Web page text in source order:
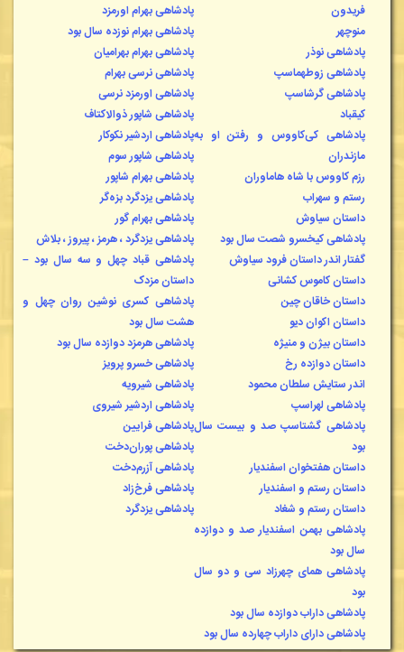
پادشاهی بهرام اورمزد
پادشاهی بهرام نوزده سال بود
پادشاهی بهرام بهرامیان
پادشاهی نرسی بهرام
پادشاهی اورمزد نرسی
پادشاهی شاپور ذوالاکتاف
پادشاهی اردشیر نکوکار
پادشاهی شاپور سوم
پادشاهی بهرام شاپور
پادشاهی یزدگرد بزه‌گر
پادشاهی بهرام گور
پادشاهی یزدگرد ، هرمز ، پیروز ، بلاش
پادشاهی قباد چهل و سه سال بود –
داستان مزدک
پادشاهی کسری نوشین روان چهل و
هشت سال بود
پادشاهی هرمزد دوازده سال بود
پادشاهی خسرو پرویز
پادشاهی شیرویه
پادشاهی اردشیر شیروی
پادشاهی فرایین
پادشاهی پوران‌دخت
پادشاهی آزرم‌دخت
پادشاهی فرخ‌زاد
پادشاهی یزدگرد
فریدون
منوچهر
پادشاهی نوذر
پادشاهی زوطهماسپ
پادشاهی گرشاسپ
کیقباد
پادشاهی کی‌کاووس و رفتن او به
مازندران
رزم کاووس با شاه هاماوران
رستم و سهراب
داستان سیاوش
پادشاهی کیخسرو شصت سال بود
گفتار اندر داستان فرود سیاوش
داستان کاموس کشانی
داستان خاقان چین
داستان اکوان دیو
داستان بیژن و منیژه
داستان دوازده رخ
اندر ستایش سلطان محمود
پادشاهی لهراسپ
پادشاهی گشتاسپ صد و بیست سال
بود
داستان هفتخوان اسفندیار
داستان رستم و اسفندیار
داستان رستم و شغاد
پادشاهی بهمن اسفندیار صد و دوازده
سال بود
پادشاهی همای چهرزاد سی و دو سال
بود
پادشاهی داراب دوازده سال بود
پادشاهی دارای داراب چهارده سال بود